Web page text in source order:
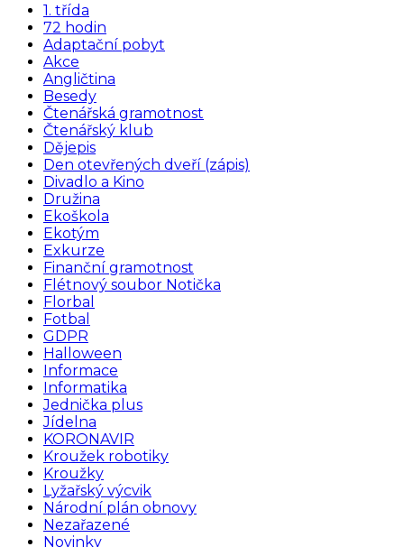
1. třída
72 hodin
Adaptační pobyt
Akce
Angličtina
Besedy
Čtenářská gramotnost
Čtenářský klub
Dějepis
Den otevřených dveří (zápis)
Divadlo a Kino
Družina
Ekoškola
Ekotým
Exkurze
Finanční gramotnost
Flétnový soubor Notička
Florbal
Fotbal
GDPR
Halloween
Informace
Informatika
Jednička plus
Jídelna
KORONAVIR
Kroužek robotiky
Kroužky
Lyžařský výcvik
Národní plán obnovy
Nezařazené
Novinky